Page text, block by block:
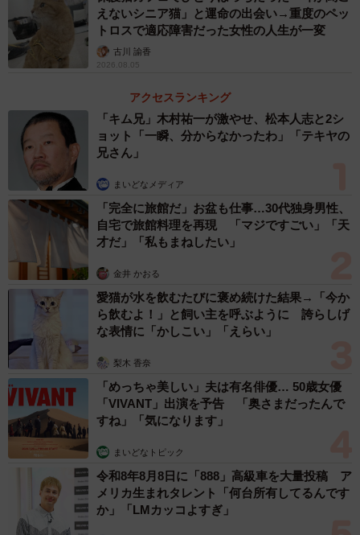
えないシニア猫」と運命の出会い→重度のペッ
トロスで適応障害だった女性の人生が一変
古川 諭香
2026.08.05
アクセスランキング
「キム兄」木村祐一が激やせ、松本人志と2シ
ョット「一瞬、分からなかったわ」「テキヤの
兄さん」
まいどなメディア
「完全に旅館だ」お盆も仕事…30代独身男性、
自宅で旅館料理を再現 「マジですごい」「天
才だ」「私もまねしたい」
金井 かおる
愛猫が水を飲むたびに褒め続けた結果→「今か
ら飲むよ！」と飼い主を呼ぶように 誇らしげ
な表情に「かしこい」「えらい」
梨木 香奈
「めっちゃ美しい」夫は有名俳優… 50歳女優
「VIVANT」出演を予告 「奥さまだったんで
すね」「気になります」
まいどなトピック
令和8年8月8日に「888」高級車を大量投稿 ア
メリカ生まれタレント「何台所有してるんです
か」「LMカッコよすぎ」